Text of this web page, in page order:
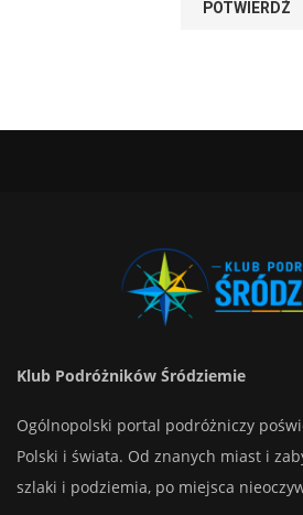
Klub Podróżników Śródziemie
Ogólnopolski portal podróżniczy
Polski i świata. Od znanych miast i
szlaki i podziemia, po miejsca